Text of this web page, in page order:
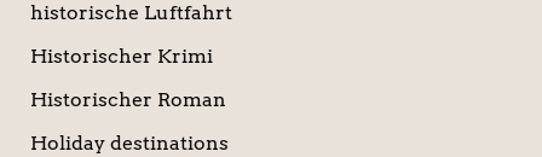
historische Luftfahrt
Historischer Krimi
Historischer Roman
Holiday destinations